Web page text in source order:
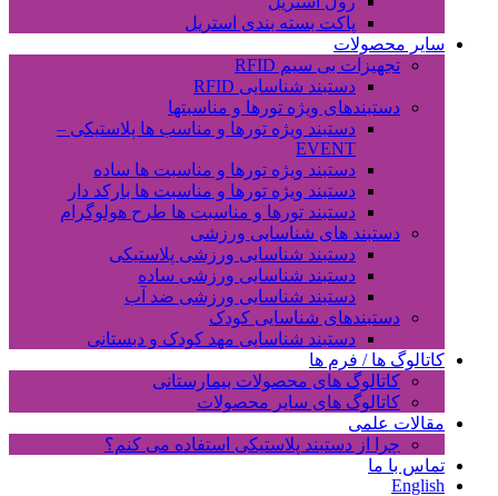
پاکت بسته بندی استریل
سایر محصولات
تجهیزات بی سیم RFID
دستبند شناسایی RFID
دستبندهای ویژه تورها و مناسبتها
دستبند ویژه تورها و مناسب ها پلاستیکی –
EVENT
دستبند ویژه تورها و مناسبت ها ساده
دستبند ویژه تورها و مناسبت ها بارکد دار
دستبند تورها و مناسبت ها طرح هولوگرام
دستبند های شناسایی ورزشی
دستبند شناسایی ورزشی پلاستیکی
دستبند شناسایی ورزشی ساده
دستبند شناسایی ورزشی ضد آب
دستبندهای شناسایی کودک
دستبند شناسایی مهد کودک و دبستانی
کاتالوگ ها / فرم ها
کاتالوگ های محصولات بیمارستانی
کاتالوگ های سایر محصولات
مقالات علمی
چرا از دستبند پلاستیکی استفاده می کنم؟
تماس با ما
English